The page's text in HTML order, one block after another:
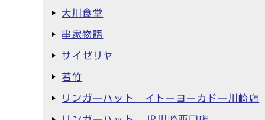
大川食堂
串家物語
サイゼリヤ
若竹
リンガーハット イトーヨーカドー川崎店